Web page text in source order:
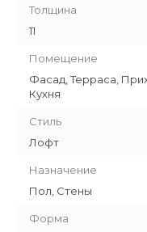
Толщина
11
Помещение
Фасад, Терраса,
Кухня
Стиль
Лофт
Назначение
Пол, Стены
Форма